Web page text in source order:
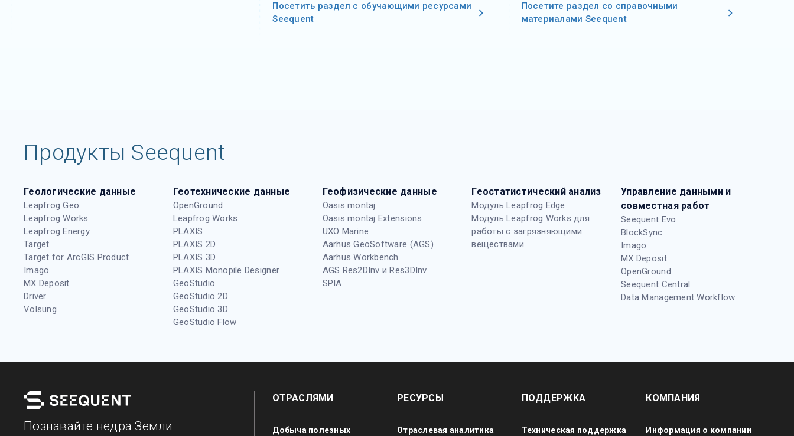
Посетить раздел с обучающими ресурсами
Seequent
Посетите раздел со справочными
материалами Seequent
Продукты Seequent
Геологические данные
Leapfrog Geo
Leapfrog Works
Leapfrog Energy
Target
Target for ArcGIS Product
Imago
MX Deposit
Driver
Volsung
Геотехнические данные
OpenGround
Leapfrog Works
PLAXIS
PLAXIS 2D
PLAXIS 3D
PLAXIS Monopile Designer
GeoStudio
GeoStudio 2D
GeoStudio 3D
GeoStudio Flow
Геофизические данные
Oasis montaj
Oasis montaj Extensions
UXO Marine
Aarhus GeoSoftware (AGS)
Aarhus Workbench
AGS Res2DInv и Res3DInv
SPIA
Геостатистический анализ
Модуль Leapfrog Edge
Модуль Leapfrog Works для
работы с загрязняющими
веществами
Управление данными и
совместная работ
Seequent Evo
BlockSync
Imago
MX Deposit
OpenGround
Seequent Central
Data Management Workflow
Познавайте недра Земли
ОТРАСЛЯМИ
Добыча полезных
РЕСУРСЫ
Отраслевая аналитика
ПОДДЕРЖКА
Техническая поддержка
КОМПАНИЯ
Информация о компании